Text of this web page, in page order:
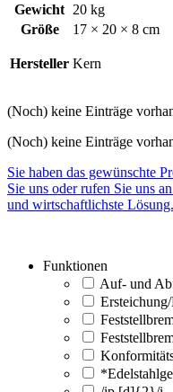
Gewicht 20 kg
Größe
17 × 20 × 8 cm
Hersteller Kern
(Noch) keine Einträge
(Noch) keine Einträge
Sie haben das gewünschte
Sie uns oder rufen Sie uns
und wirtschaftlichste Lösung.
Funktionen
Auf- und